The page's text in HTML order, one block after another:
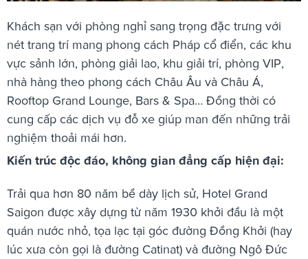
Khách sạn với phòng nghỉ sang trọng đặc trưng với
nét trang trí mang phong cách Pháp cổ điển, các khu
vực sảnh lớn, phòng giải lao, khu giải trí, phòng VIP,
nhà hàng theo phong cách Châu Âu và Châu Á,
Rooftop Grand Lounge, Bars & Spa… Đồng thời có
cung cấp các dịch vụ đỗ xe giúp man đến những trải
nghiệm thoải mái hơn.
Kiến trúc độc đáo, không gian đẳng cấp hiện đại:
Trải qua hơn 80 năm bề dày lịch sử, Hotel Grand
Saigon được xây dựng từ năm 1930 khởi đầu là một
quán nước nhỏ, tọa lạc tại góc đường Đồng Khởi (hay
lúc xưa còn gọi là đường Catinat) và đường Ngô Đức